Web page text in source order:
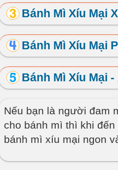
Bánh Mì Xíu Mại
Bánh Mì Xíu Mại
Bánh Mì Xíu Mại
Nếu bạn là người đam
cho bánh mì thì khi
bánh mì xíu mại ngon